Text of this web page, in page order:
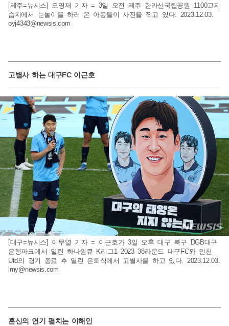
[제주=뉴시스] 오영재 기자 = 3일 오전 제주 한라산국립공원 1100고지
습지에서 눈놀이를 하러 온 아동들이 사진을 찍고 있다. 2023.12.03.
oyj4343@newsis.com
고별사 하는 대구FC 이근호
[대구=뉴시스] 이무열 기자 = 이근호가 3일 오후 대구 북구 DGB대구
은행파크에서 열린 하나원큐 K리그1 2023 38라운드 대구FC와 인천
Utd의 경기 종료 후 열린 은퇴식에서 고별사를 하고 있다. 2023.12.03.
lmy@newsis.com
혼신의 연기 펼치는 이해인